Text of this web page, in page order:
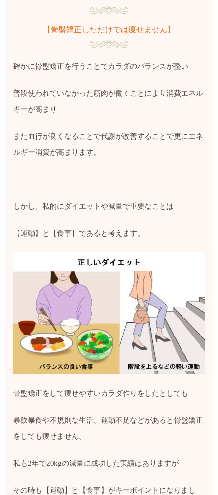
【骨盤矯正しただけでは痩せません】
確かに骨盤矯正を行うことでカラダのバランスが整い
普段使われていなかった筋肉が働くことにより消費エネル
ギーが高まり
また血行が良くなることで代謝が改善することで更にエネ
ルギー消費が高まります。
しかし、私的にダイエットや減量で重要なことは
【運動】と【食事】であると考えます。
骨盤矯正をして痩せやすいカラダ作りをしたとしても
暴飲暴食や不規則な生活、運動不足などがあると骨盤矯正
をしても痩せません。
私も2年で20kgの減量に成功した実績はありますが
その時も【運動】と【食事】がキーポイントになりまし